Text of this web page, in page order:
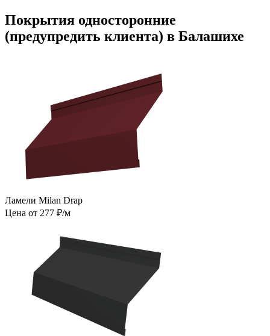
Покрытия односторонние
(предупредить клиента) в Балашихе
Ламели Milan Drap
Цена от 277 ₽/м